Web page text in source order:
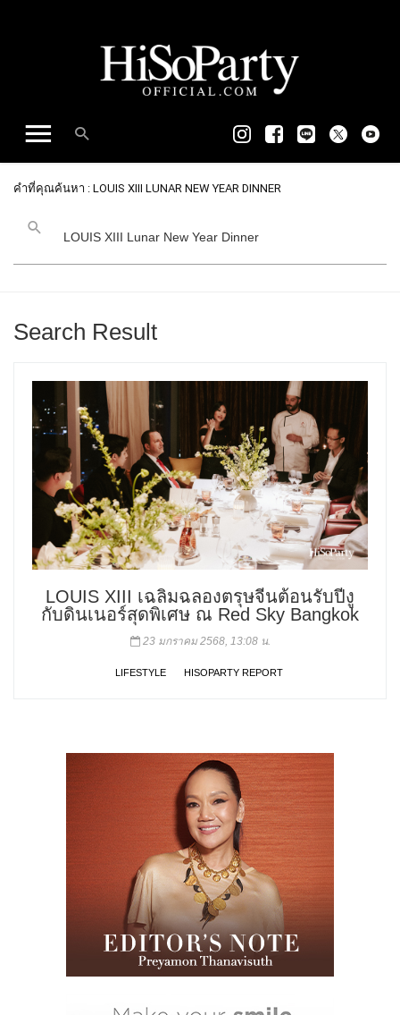
คำที่คุณค้นหา : LOUIS XIII LUNAR NEW YEAR DINNER
Search Result
LOUIS XIII เฉลิมฉลองตรุษจีนต้อนรับปีงู
กับดินเนอร์สุดพิเศษ ณ Red Sky Bangkok
23 มกราคม 2568, 13:08 น.
LIFESTYLE HISOPARTY REPORT